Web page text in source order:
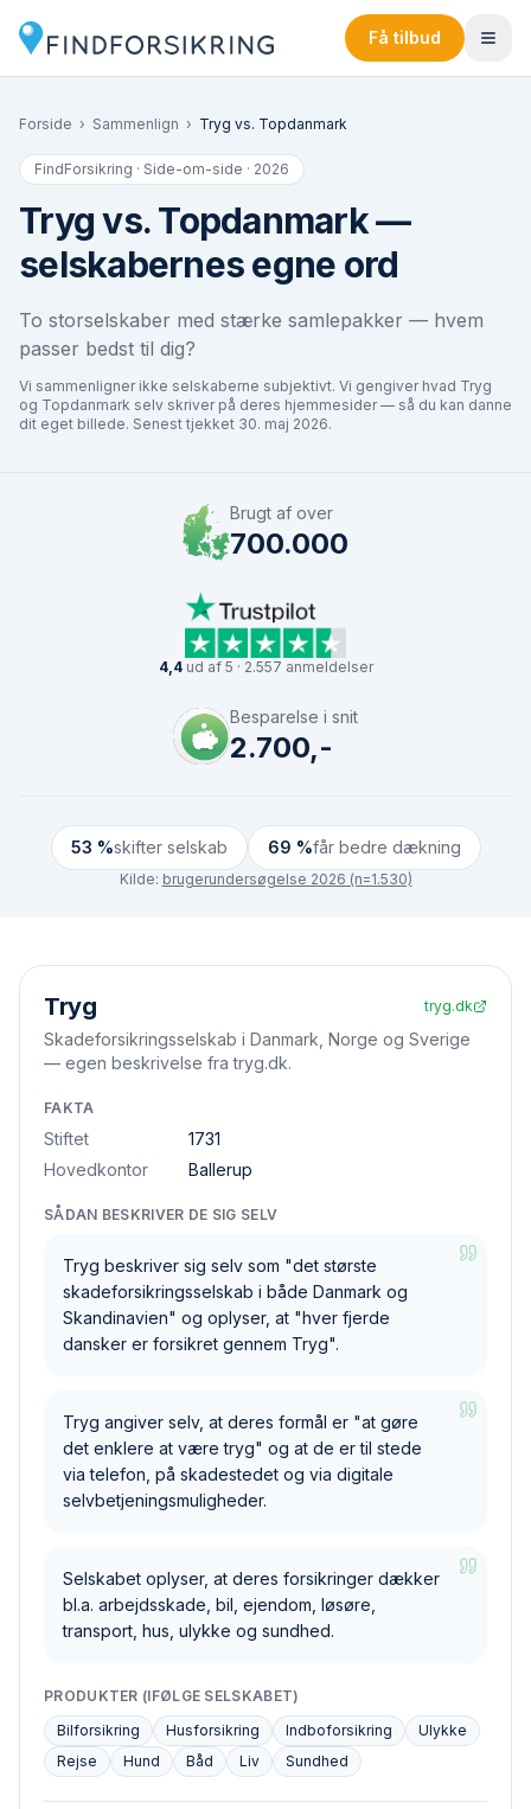
Få tilbud
Forside › Sammenlign › Tryg vs. Topdanmark
FindForsikring · Side-om-side · 2026
Trygvs.Topdanmark—
selskabernes egne ord
To storselskaber med stærke samlepakker — hvem
passer bedst til dig?
Vi sammenligner ikke selskaberne subjektivt. Vi gengiver hvad Tryg
og Topdanmark selv skriver på deres hjemmesider — så du kan danne
dit eget billede. Senest tjekket 30. maj 2026.
Brugt af over
700.000
4,4ud af 5 · 2.557 anmeldelser
Besparelse i snit
2.700,-
53 %skifter selskab 69 %får bedre dækning
Kilde: brugerundersøgelse 2026 (n=1.530)
Side-om-side
Tryg tryg.dk
Skadeforsikringsselskab i Danmark, Norge og Sverige
— egen beskrivelse fra tryg.dk.
FAKTA
Stiftet
1731
Hovedkontor
Ballerup
SÅDAN BESKRIVER DE SIG SELV
Tryg beskriver sig selv som "det største
skadeforsikringsselskab i både Danmark og
Skandinavien" og oplyser, at "hver fjerde
dansker er forsikret gennem Tryg".
Tryg angiver selv, at deres formål er "at gøre
det enklere at være tryg" og at de er til stede
via telefon, på skadestedet og via digitale
selvbetjeningsmuligheder.
Selskabet oplyser, at deres forsikringer dækker
bl.a. arbejdsskade, bil, ejendom, løsøre,
transport, hus, ulykke og sundhed.
PRODUKTER (IFØLGE SELSKABET)
Bilforsikring
Husforsikring Indboforsikring
Ulykke
Rejse
Hund Båd Liv Sundhed